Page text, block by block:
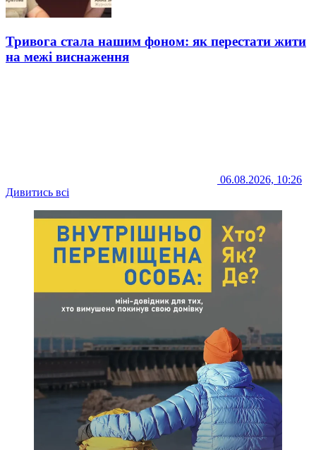
Тривога стала нашим фоном: як перестати жити
на межі виснаження
06.08.2026, 10:26
Дивитись всі